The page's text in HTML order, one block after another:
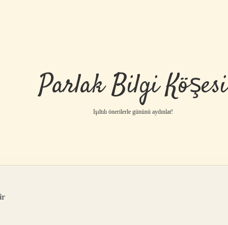
Parlak Bilgi Köşesi
Işıltılı önerilerle gününü aydınlat!